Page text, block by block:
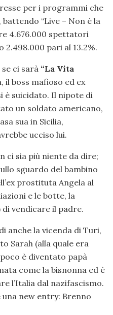
per i programmi che
“Live – Non è la
4.676.000 spettatori
2.498.000 pari al 13.2%.
ci sarà “La Vita
il boss mafioso ed ex
è suicidato. Il nipote di
un soldato americano,
sua in Sicilia,
ucciso lui.
ci sia più niente da dire;
sguardo del bambino
prostituta Angela al
e le botte, la
di vendicare il padre.
anche la vicenda di Turi,
Sarah (alla quale era
è diventato papà
come la bisnonna ed è
l’Italia dal nazifascismo.
new entry: Brenno